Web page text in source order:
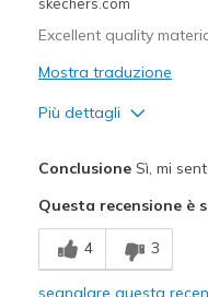
Excellent quality
Mostra traduzione
Più dettagli
Comfortable
Durable
ConclusioneSì, mi
Questa recensione è
4 3
segnalare questa